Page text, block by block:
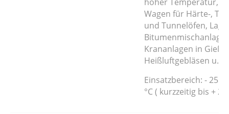
Wagen für Härte-,
und Tunnelöfen,
Krananlagen in
Heißluftgebläsen u. ä.
Einsatzbereich: - 25
°C ( kurzzeitig bis +